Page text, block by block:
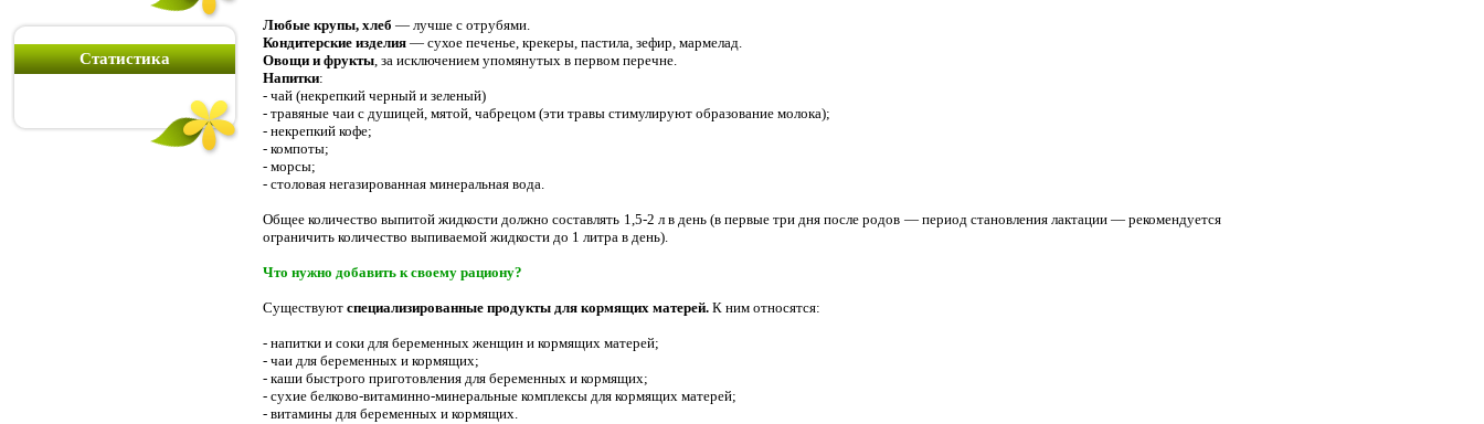
Статистика
Любые крупы, хлеб — лучше с отрубями.
Кондитерские изделия — сухое печенье, крекеры, пастила, зефир, мармелад.
Овощи и фрукты, за исключением упомянутых в первом перечне.
Напитки:
- чай (некрепкий черный и зеленый)
- травяные чаи с душицей, мятой, чабрецом (эти травы стимулируют образование молока);
- некрепкий кофе;
- компоты;
- морсы;
- столовая негазированная минеральная вода.
Общее количество выпитой жидкости должно составлять 1,5-2 л в день (в первые три дня после родов — период становления лактации — рекомендуется
ограничить количество выпиваемой жидкости до 1 литра в день).
Что нужно добавить к своему рациону?
Существуют специализированные продукты для кормящих матерей. К ним относятся:
- напитки и соки для беременных женщин и кормящих матерей;
- чаи для беременных и кормящих;
- каши быстрого приготовления для беременных и кормящих;
- сухие белково-витаминно-минеральные комплексы для кормящих матерей;
- витамины для беременных и кормящих.